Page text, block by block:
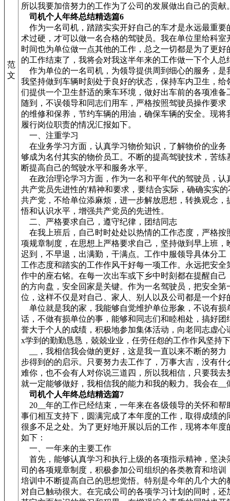
范
文
所以我要加倍努力的工作为了公司的发展做出自己的贡献
司机个人年终总结精选篇6
作为一名司机，踏踏实实开好自己的车才是永远最重要
术过硬，才可以做一名合格的驾驶员。我在单位里给科室
时间也为单位做一点其他的工作，总之一切都是为了更好
的工作结束了，我将会对我这半年来的工作做一下个人总
作为单位的一名司机，为领导提供周到细心的服务，是
我坚持做到车辆时刻处于良好的状态，保持车内卫生，给
们提供一个卫生舒适的乘车环境，做好出车前的各项准备
随到，不误领导和同志们用车，严格按照驾驶员操作要求
的维修和保养，节约车辆的用油，确保车辆的安全。现将
履行岗位职责的情况汇报如下。
一、注重学习
在业务学习方面，认真学习物价知识，了解物价的业务
够成为名付其实的物价员工。不断的提高驾驶技术，苦练
断提高自己的驾驶水平和服务水平。
在政治理论学习方面，作为一名和平年代的驾驶员，认
共产党员先进性的'精神和要求，要结合实际，确确实实
共产党，不给单位添麻烦，进一步解放思想，转换观念，
悟和认识水平，增强共产党员的先进性。
二、严格要求自己，遵守纪律，团结同志
在我上班后，自己时时处处以热情的工作态度，严格按
项规章制度，在思想上严格要求自己，坚持做到早上班，
迟到，不早退，出满勤，干满点。工作中服领导具体分工
工作态度和踏实的工作作风干好每一项工作。永远把安全
作中的座右铭。在每一次出车或下乡中时刻都在提醒自己
的方向盘，安全回家是关键。作为一名驾驶员，把安全第
位，这样不仅是对自己、家人、别人以及公司都是一个好
单位就是我的家，我能够自觉维护单位形象，不说有损
话，不做有损单位的事，能够和同志们和睦相处，搞好团
誉大于个人的成绩，积极地参加集体活动，向老同志虚心
x学到的勤勤恳恳，兢兢业业，任劳任怨的工作作风坚持
__，我相信我会做的更好，这是我一直以来不断的努力
步得到的的启示。只要努力去工作了，万事大吉，没有什
难你，也不会有人对你说三道四，所以我相信，只要我去
就一定能够做好，我相信我的能力和我的毅力。我会在__
司机个人年终总结精选篇7
20__年的工作已经结束，一年来在各级领导的关怀和帮
事们相互支持下，圆满完成了本年度的工作，取得成绩的
很多不足之处。为了更好地开展以后的工作，现将本年度
如下：
一、一年来的主要工作
首先，能够认真学习和执行上级的各项指示精神，坚决
司的各项规章制度，积极参加公司组织的各类教育和培训
培训中不断提高自己的思想觉悟。特别是今年的几个大的
对自己触动很大。在完成公司的各项学习计划的同时，还